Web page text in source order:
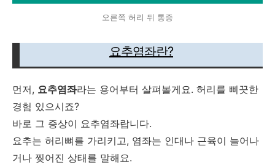
오른쪽 허리 뒤 통증
요추염좌란?
먼저, 요추염좌라는 용어부터 살펴볼게요. 허리를 삐끗한
경험 있으시죠?
바로 그 증상이 요추염좌랍니다.
요추는 허리뼈를 가리키고, 염좌는 인대나 근육이 늘어나
거나 찢어진 상태를 말해요.